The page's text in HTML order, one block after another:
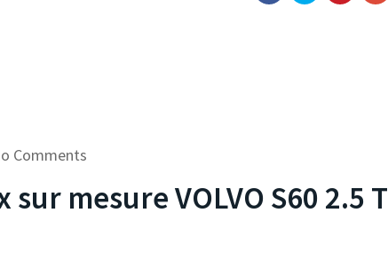
Comments
mesure VOLVO S60 2.5 T